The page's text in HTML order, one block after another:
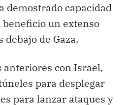
demostrado capacidad
un extenso
de Gaza.
anteriores con Israel,
para desplegar
para lanzar ataques y